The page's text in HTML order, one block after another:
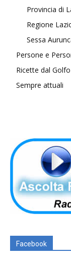
Provincia di
Regione
Sessa
Persone e
Ricette dal Golfo
Sempre attuali
Facebook